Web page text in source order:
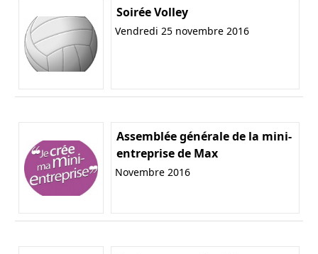
Soirée Volley
Vendredi 25 novembre 2016
Assemblée générale de la mini-
entreprise de Max
Novembre 2016